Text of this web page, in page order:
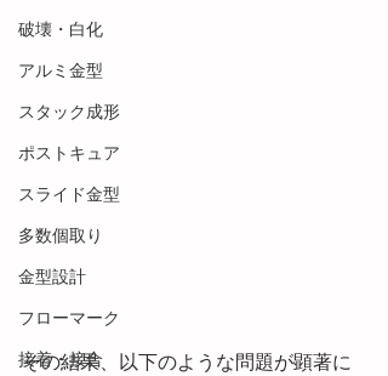
破壊・白化
アルミ金型
スタック成形
ポストキュア
スライド金型
多数個取り
金型設計
フローマーク
接着・接合
その結果、以下のような問題が顕著に